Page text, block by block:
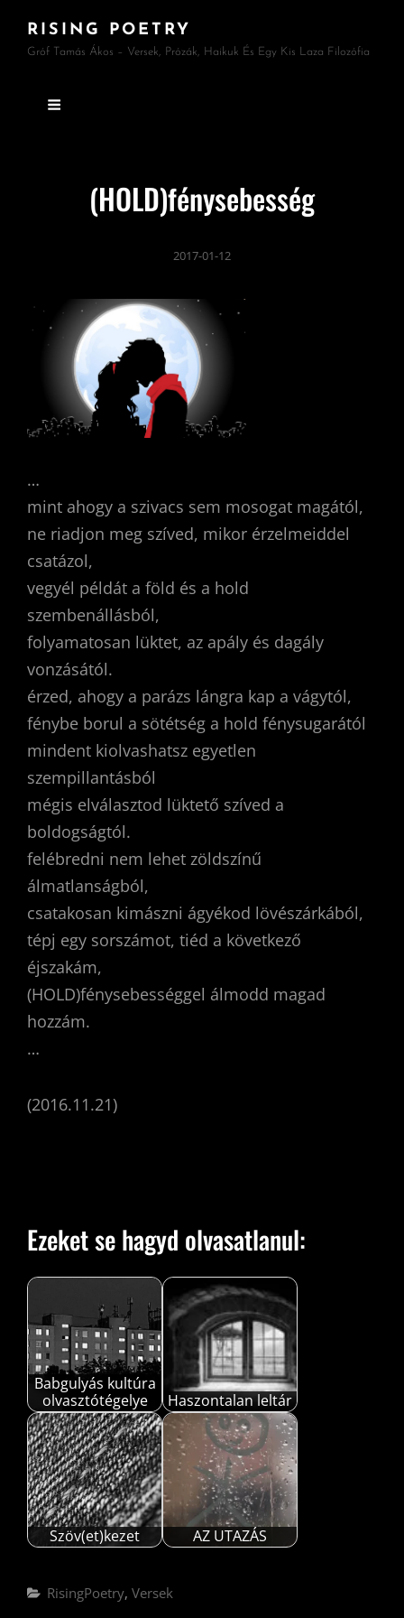
RISING POETRY
Gróf Tamás Ákos – Versek, Prózák, Haikuk És Egy Kis Laza Filozófia
(HOLD)fénysebesség
2017-01-12
…
mint ahogy a szivacs sem mosogat magától,
ne riadjon meg szíved, mikor érzelmeiddel
csatázol,
vegyél példát a föld és a hold
szembenállásból,
folyamatosan lüktet, az apály és dagály
vonzásától.
érzed, ahogy a parázs lángra kap a vágytól,
fénybe borul a sötétség a hold fénysugarától
mindent kiolvashatsz egyetlen
szempillantásból
mégis elválasztod lüktető szíved a
boldogságtól.
felébredni nem lehet zöldszínű
álmatlanságból,
csatakosan kimászni ágyékod lövészárkából,
tépj egy sorszámot, tiéd a következő
éjszakám,
(HOLD)fénysebességgel álmodd magad
hozzám.
…
(2016.11.21)
Ezeket se hagyd olvasatlanul:
Babgulyás kultúra
olvasztótégelye
Haszontalan leltár
Szöv(et)kezet AZ UTAZÁS
Categories
RisingPoetry, Versek